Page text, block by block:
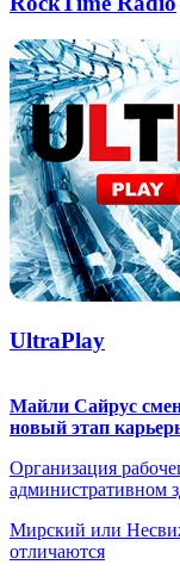
UltraPlay
Майли Сайрус
новый этап
Организация
административном
Мирский или
отличаются